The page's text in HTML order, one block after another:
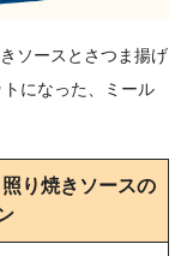
ソースとさつま揚げ
になった、ミール
り焼きソースの